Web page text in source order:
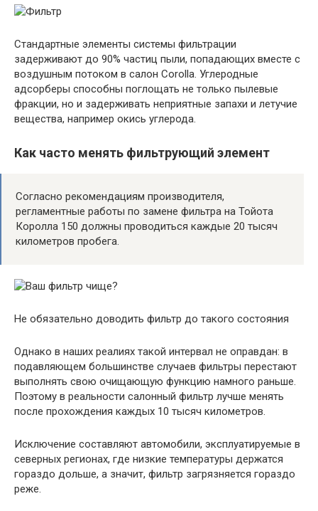
Стандартные элементы системы фильтрации
задерживают до 90% частиц пыли, попадающих вместе с
воздушным потоком в салон Corolla. Углеродные
адсорберы способны поглощать не только пылевые
фракции, но и задерживать неприятные запахи и летучие
вещества, например окись углерода.
Как часто менять фильтрующий элемент
Согласно рекомендациям производителя,
регламентные работы по замене фильтра на Тойота
Королла 150 должны проводиться каждые 20 тысяч
километров пробега.
Не обязательно доводить фильтр до такого состояния
Однако в наших реалиях такой интервал не оправдан: в
подавляющем большинстве случаев фильтры перестают
выполнять свою очищающую функцию намного раньше.
Поэтому в реальности салонный фильтр лучше менять
после прохождения каждых 10 тысяч километров.
Исключение составляют автомобили, эксплуатируемые в
северных регионах, где низкие температуры держатся
гораздо дольше, а значит, фильтр загрязняется гораздо
реже.